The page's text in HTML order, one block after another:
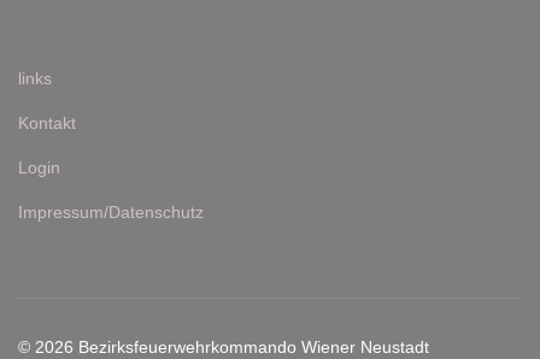
links
Kontakt
Login
Impressum/Datenschutz
© 2026 Bezirksfeuerwehrkommando Wiener Neustadt